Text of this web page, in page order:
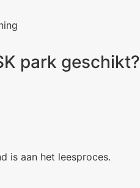
park geschikt?
is aan het leesproces.